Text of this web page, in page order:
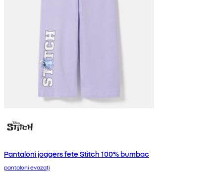
Pantaloni joggers fete Stitch 100% bumbac
pantaloni evazați